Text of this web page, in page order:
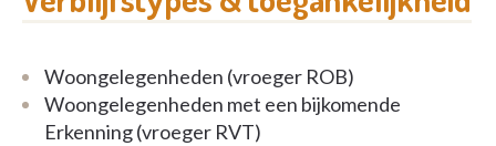
Woongelegenheden (vroeger ROB)
Woongelegenheden met een bijkomende
Erkenning (vroeger RVT)